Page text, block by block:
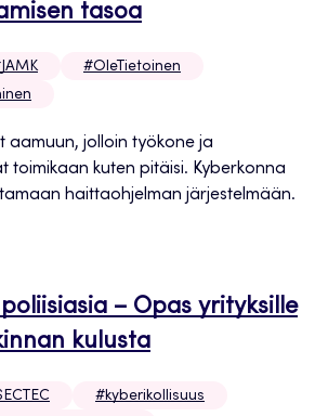
tasoa
#OleTietoinen
aamuun, jolloin työkone ja
toimikaan kuten pitäisi. Kyberkonna
haittaohjelman järjestelmään.
– Opas yrityksille
kulusta
#kyberikollisuus